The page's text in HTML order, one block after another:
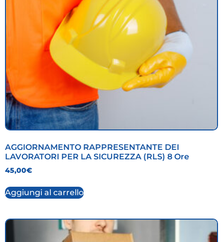
AGGIORNAMENTO RAPPRESENTANTE DEI
LAVORATORI PER LA SICUREZZA (RLS) 8 Ore
45,00€
Aggiungi al carrello